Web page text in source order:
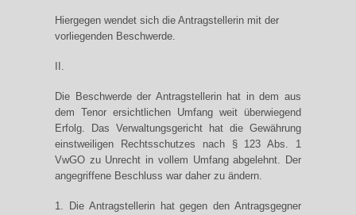
Hiergegen wendet sich die Antragstellerin mit der
vorliegenden Beschwerde.
II.
Die Beschwerde der Antragstellerin hat in dem aus
dem Tenor ersichtlichen Umfang weit überwiegend
Erfolg. Das Verwaltungsgericht hat die Gewährung
einstweiligen Rechtsschutzes nach § 123 Abs. 1
VwGO zu Unrecht in vollem Umfang abgelehnt. Der
angegriffene Beschluss war daher zu ändern.
1. Die Antragstellerin hat gegen den Antragsgegner